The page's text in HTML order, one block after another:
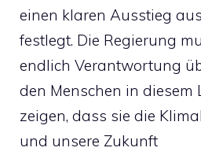
einen klaren Ausstieg
festlegt. Die Regierung
endlich Verantwortung
den Menschen in diesem
zeigen, dass sie die
und unsere Zukunft